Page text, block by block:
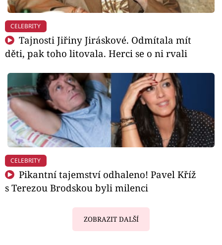
CELEBRITY
Tajnosti Jiřiny Jiráskové. Odmítala mít
děti, pak toho litovala. Herci se o ni rvali
CELEBRITY
Pikantní tajemství odhaleno! Pavel Kříž
s Terezou Brodskou byli milenci
ZOBRAZIT DALŠÍ